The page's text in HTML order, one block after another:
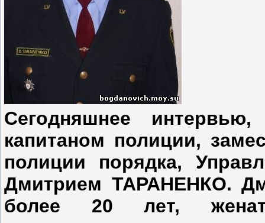
Сегодняшнее
капитаном полиции,
полиции порядка,
Дмитрием ТАРАНЕНКО.
более 20 лет,